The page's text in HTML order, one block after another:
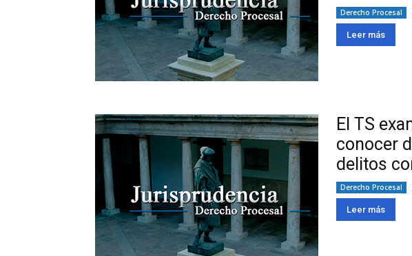
Derecho Procesal
Leer más
El TS
conocer
delitos
Derecho Procesal
Leer más